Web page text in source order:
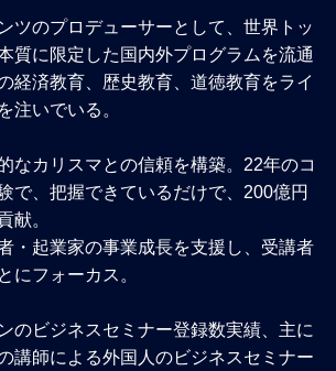
ツのプロデューサーとして、世界トッ
質に限定した国内外プログラムを流通
経済教育、歴史教育、道徳教育をライ
注いでいる。
なカリスマとの信頼を構築。22年のコ
で、把握できているだけで、200億円
献。
・起業家の事業成長を支援し、受講者
にフォーカス。
のビジネスセミナー登録数実績、主に
講師による外国人のビジネスセミナー